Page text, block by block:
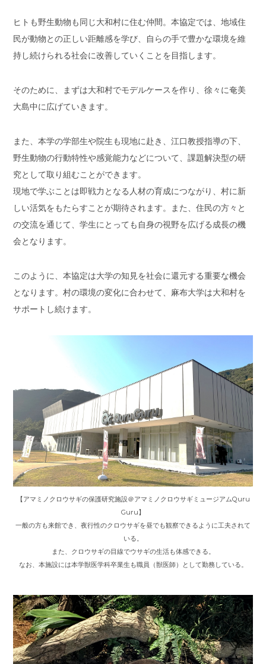
ヒトも野生動物も同じ大和村に住む仲間。本協定では、地域住
民が動物との正しい距離感を学び、自らの手で豊かな環境を維
持し続けられる社会に改善していくことを目指します。
そのために、まずは大和村でモデルケースを作り、徐々に奄美
大島中に広げていきます。
また、本学の学部生や院生も現地に赴き、江口教授指導の下、
野生動物の行動特性や感覚能力などについて、課題解決型の研
究として取り組むことができます。
現地で学ぶことは即戦力となる人材の育成につながり、村に新
しい活気をもたらすことが期待されます。また、住民の方々と
の交流を通じて、学生にとっても自身の視野を広げる成長の機
会となります。
このように、本協定は大学の知見を社会に還元する重要な機会
となります。村の環境の変化に合わせて、麻布大学は大和村を
サポートし続けます。
【アマミノクロウサギの保護研究施設＠アマミノクロウサギミュージアムQuru
Guru】
一般の方も来館でき、夜行性のクロウサギを昼でも観察できるように工夫されて
いる。
また、クロウサギの目線でウサギの生活も体感できる。
なお、本施設には本学獣医学科卒業生も職員（獣医師）として勤務している。